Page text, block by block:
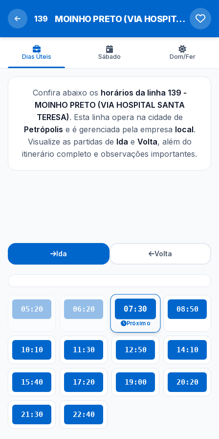
139 MOINHO PRETO (VIA HOSPITAL SANTA TERESA)
Dias Úteis Sábado Dom/Fer
Confira abaixo os horários da linha 139 -
MOINHO PRETO (VIA HOSPITAL SANTA
TERESA). Esta linha opera na cidade de
Petrópolis e é gerenciada pela empresa local.
Visualize as partidas de Ida e Volta, além do
itinerário completo e observações importantes.
Ida Volta
05:20 06:20 07:30
Próximo
08:50
10:10 11:30 12:50 14:10
15:40 17:20 19:00 20:20
21:30 22:40